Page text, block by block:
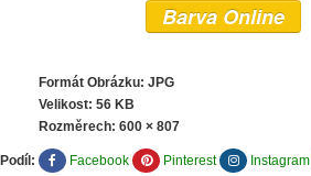
Barva Online
Formát Obrázku: JPG
Velikost: 56 KB
Rozměrech: 600 × 807
Podíl: Facebook Pinterest Instagram